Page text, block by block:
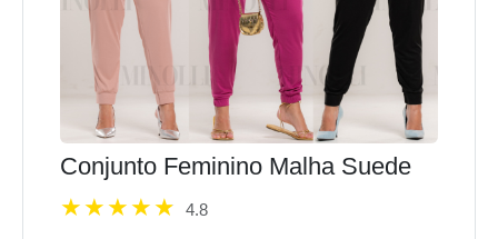
Conjunto Feminino Malha Suede
4.8